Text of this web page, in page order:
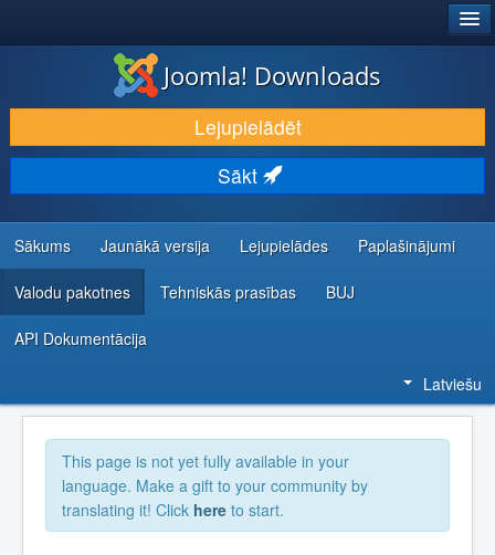
LEJUPIELĀDĒT UN PAPLAŠINĀT
ATKLĀJ UN IEMĀCIES
KOPIENA UN ATBALSTS
IZSTRĀDĀTĀJU RESURSI
Joomla! Downloads
Lejupielādēt
Sākt
Sākums Jaunākā versija Lejupielādes Paplašinājumi
Valodu pakotnes Tehniskās prasības BUJ
API Dokumentācija
Latviešu
This page is not yet fully available in your
language. Make a gift to your community by
translating it! Click here to start.